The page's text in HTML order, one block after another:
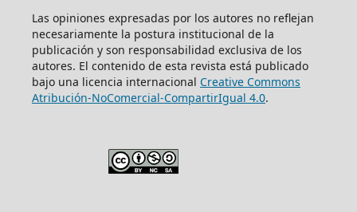
Las opiniones expresadas por los autores no reflejan
necesariamente la postura institucional de la
publicación y son responsabilidad exclusiva de los
autores. El contenido de esta revista está publicado
bajo una licencia internacional Creative Commons
Atribución-NoComercial-CompartirIgual 4.0.